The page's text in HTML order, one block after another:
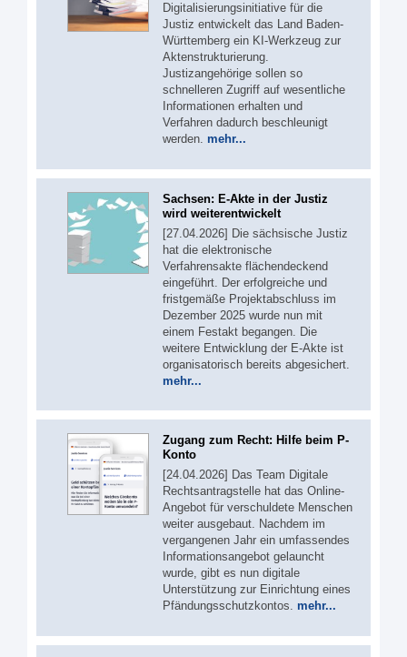
Digitalisierungsinitiative für die
Justiz entwickelt das Land Baden-
Württemberg ein KI-Werkzeug zur
Aktenstrukturierung.
Justizangehörige sollen so
schnelleren Zugriff auf wesentliche
Informationen erhalten und
Verfahren dadurch beschleunigt
werden. mehr...
Sachsen: E-Akte in der Justiz
wird weiterentwickelt
[27.04.2026] Die sächsische Justiz
hat die elektronische
Verfahrensakte flächendeckend
eingeführt. Der erfolgreiche und
fristgemäße Projektabschluss im
Dezember 2025 wurde nun mit
einem Festakt begangen. Die
weitere Entwicklung der E-Akte ist
organisatorisch bereits abgesichert.
mehr...
Zugang zum Recht: Hilfe beim P-
Konto
[24.04.2026] Das Team Digitale
Rechtsantragstelle hat das Online-
Angebot für verschuldete Menschen
weiter ausgebaut. Nachdem im
vergangenen Jahr ein umfassendes
Informationsangebot gelauncht
wurde, gibt es nun digitale
Unterstützung zur Einrichtung eines
Pfändungsschutzkontos. mehr...